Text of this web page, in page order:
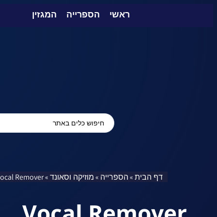
ראשי הספרייה המגזין
דף הבית»הספרייה »מוזיקה וסאונד»
Remover